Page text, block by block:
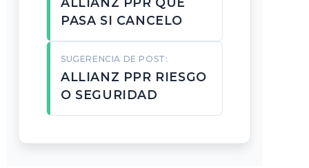
PASA SI CANCELO
SUGERENCIA DE POST:
ALLIANZ PPR RIESGO
O SEGURIDAD